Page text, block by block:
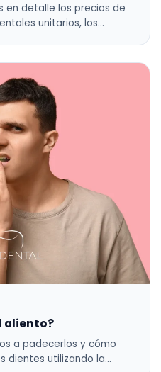
en detalle los precios de
unitarios, los…
aliento?
a padecerlos y cómo
dientes utilizando la…